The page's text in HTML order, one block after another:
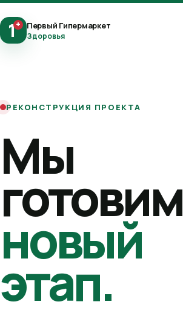
1+ Первый Гипермаркет
Здоровья
РЕКОНСТРУКЦИЯ ПРОЕКТА
Мы
готовим
новый
этап.